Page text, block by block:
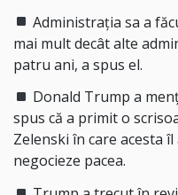
Administrația sa a
mai mult decât alte
patru ani, a spus el.
Donald Trump a
spus că a primit o
Zelenski în care acesta
negocieze pacea.